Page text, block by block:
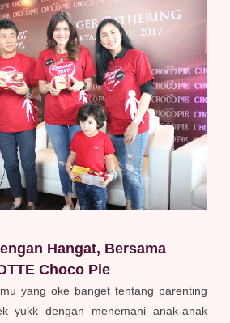
Hangat, Bersama
Choco Pie
yang oke banget tentang parenting
yukk dengan menemani anak-anak